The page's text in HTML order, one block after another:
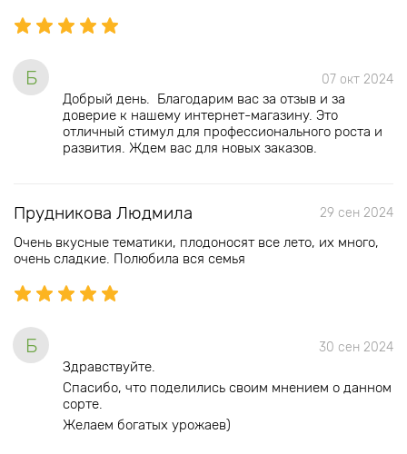
Б 07 окт 2024
Добрый день. Благодарим вас за отзыв и за
доверие к нашему интернет-магазину. Это
отличный стимул для профессионального роста и
развития. Ждем вас для новых заказов.
Прудникова Людмила 29 сен 2024
Очень вкусные тематики, плодоносят все лето, их много,
очень сладкие. Полюбила вся семья
Б 30 сен 2024
Здравствуйте.
Спасибо, что поделились своим мнением о данном
сорте.
Желаем богатых урожаев)